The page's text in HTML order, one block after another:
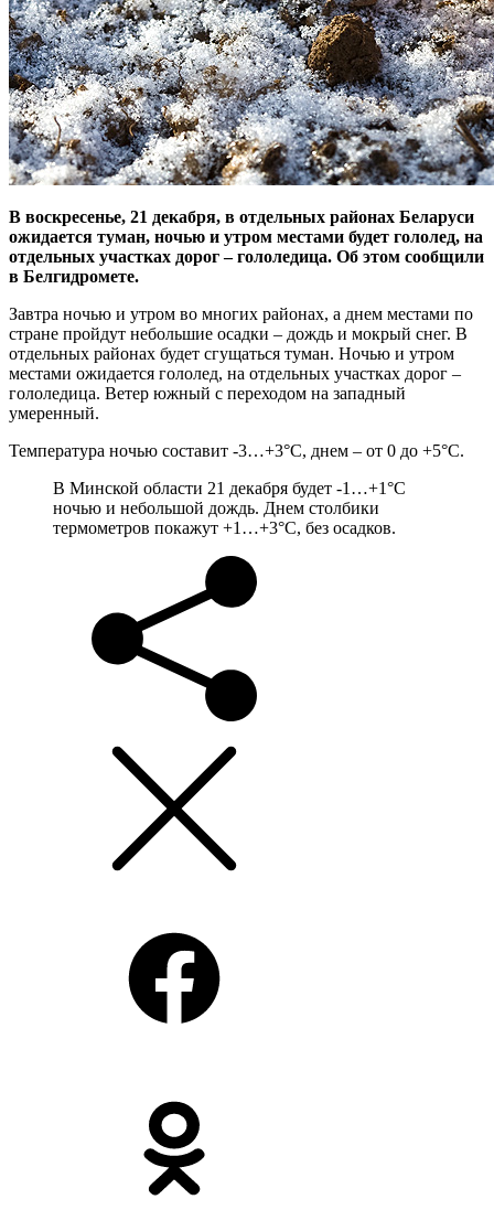
В воскресенье, 21 декабря, в отдельных районах Беларуси
ожидается туман, ночью и утром местами будет гололед, на
отдельных участках дорог – гололедица. Об этом сообщили
в Белгидромете.
Завтра ночью и утром во многих районах, а днем местами по
стране пройдут небольшие осадки – дождь и мокрый снег. В
отдельных районах будет сгущаться туман. Ночью и утром
местами ожидается гололед, на отдельных участках дорог –
гололедица. Ветер южный с переходом на западный
умеренный.
Температура ночью составит -3…+3°С, днем – от 0 до +5°С.
В Минской области 21 декабря будет -1…+1°С
ночью и небольшой дождь. Днем столбики
термометров покажут +1…+3°С, без осадков.